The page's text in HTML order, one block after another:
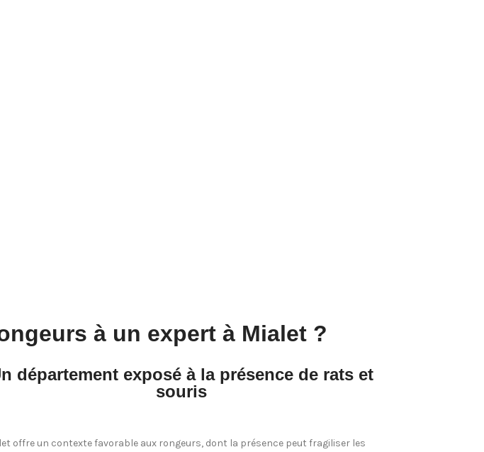
à un expert à Mialet ?
département exposé à la présence de rats et
souris
offre un contexte favorable aux rongeurs, dont la présence peut fragiliser les